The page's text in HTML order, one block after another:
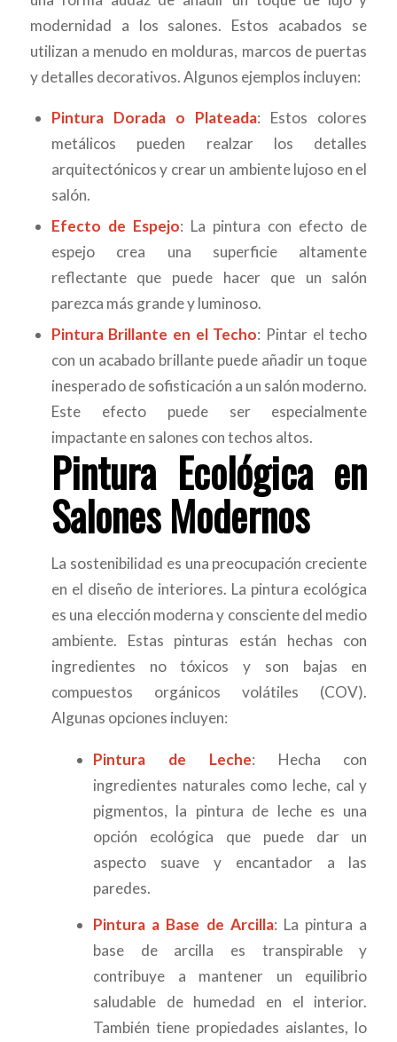
modernidad a los salones. Estos acabados se
utilizan a menudo en molduras, marcos de puertas
y detalles decorativos. Algunos ejemplos incluyen:
Pintura Dorada o Plateada: Estos colores
metálicos pueden realzar los detalles
arquitectónicos y crear un ambiente lujoso en el
salón.
Efecto de Espejo: La pintura con efecto de
espejo crea una superficie altamente
reflectante que puede hacer que un salón
parezca más grande y luminoso.
Pintura Brillante en el Techo: Pintar el techo
con un acabado brillante puede añadir un toque
inesperado de sofisticación a un salón moderno.
Este efecto puede ser especialmente
impactante en salones con techos altos.
Pintura Ecológica en
Salones Modernos
La sostenibilidad es una preocupación creciente
en el diseño de interiores. La pintura ecológica
es una elección moderna y consciente del medio
ambiente. Estas pinturas están hechas con
ingredientes no tóxicos y son bajas en
compuestos orgánicos volátiles (COV).
Algunas opciones incluyen:
Pintura de Leche: Hecha con
ingredientes naturales como leche, cal y
pigmentos, la pintura de leche es una
opción ecológica que puede dar un
aspecto suave y encantador a las
paredes.
Pintura a Base de Arcilla: La pintura a
base de arcilla es transpirable y
contribuye a mantener un equilibrio
saludable de humedad en el interior.
También tiene propiedades aislantes, lo